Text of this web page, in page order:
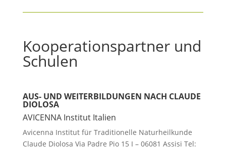
Kooperationspartner und
Schulen
AUS- UND WEITERBILDUNGEN NACH CLAUDE
DIOLOSA
AVICENNA Institut Italien
Avicenna Institut für Traditionelle Naturheilkunde
Claude Diolosa Via Padre Pio 15 I – 06081 Assisi Tel: